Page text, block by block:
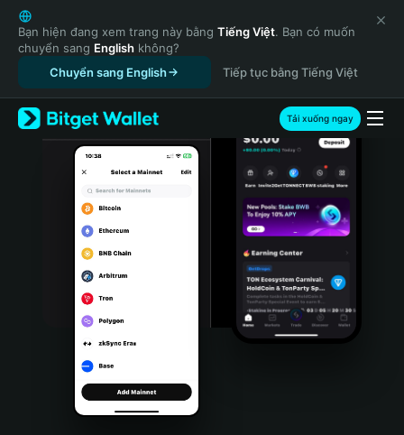
English
日本語
Tiếng Việt
Русский
Español (Latinoamérica)
Türkçe
Italiano
Português (Portugal)
Bahasa Indonesia
Português (Brasil)
Español (Argentina)
Bạn hiện đang xem trang này bằng Tiếng Việt. Bạn có muốn
chuyển sang English không?
Chuyển sang English
Tiếp tục bằng Tiếng Việt
Tải xuống ngay